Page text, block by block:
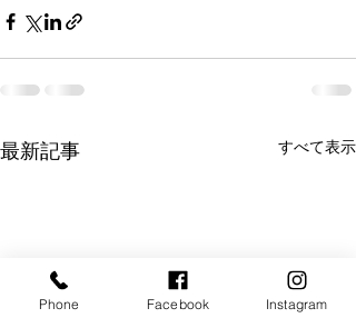
最新記事 すべて表示
Phone Facebook Instagram